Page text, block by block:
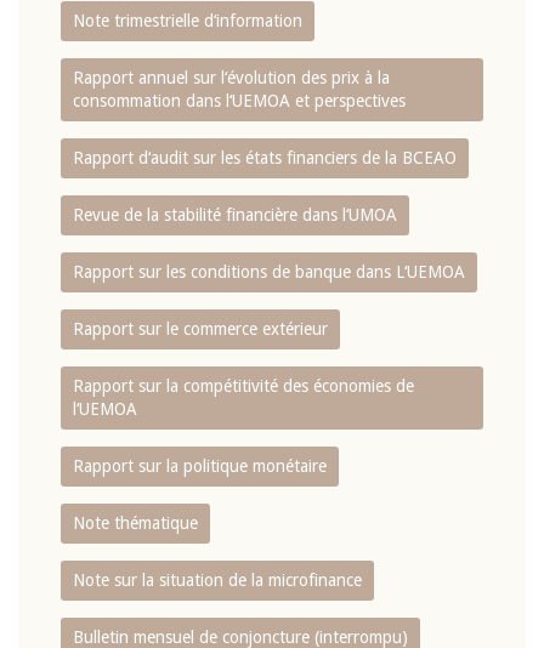
Note trimestrielle d‘information
Rapport annuel sur l‘évolution des prix à la
consommation dans l‘UEMOA et perspectives
Rapport d‘audit sur les états financiers de la BCEAO
Revue de la stabilité financière dans l‘UMOA
Rapport sur les conditions de banque dans L‘UEMOA
Rapport sur le commerce extérieur
Rapport sur la compétitivité des économies de
l‘UEMOA
Rapport sur la politique monétaire
Note thématique
Note sur la situation de la microfinance
Bulletin mensuel de conjoncture (interrompu)